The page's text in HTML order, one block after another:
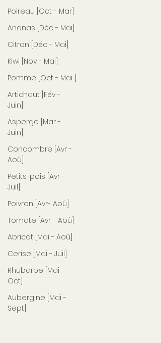
Poireau [Oct - Mar]
Ananas [Déc - Mai]
Citron [Déc - Mai]
Kiwi [Nov - Mai]
Pomme [Oct - Mai ]
Artichaut [Fév -
Juin]
Asperge [Mar -
Juin]
Concombre [Avr -
Aoû]
Petits-pois [Avr -
Juil]
Poivron [Avr- Aoû]
Tomate [Avr - Aoû]
Abricot [Mai - Aoû]
Cerise [Mai - Juil]
Rhubarbe [Mai -
Oct]
Aubergine [Mai -
Sept]